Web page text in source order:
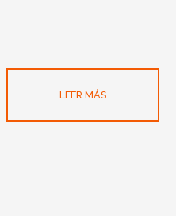
LEER MÁS